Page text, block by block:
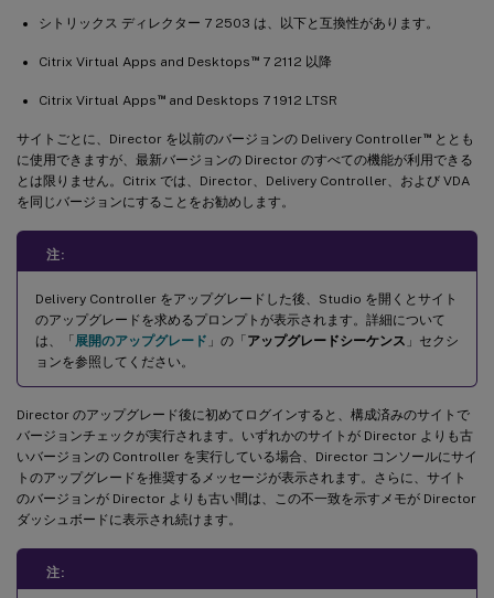
シトリックス ディレクター 7 2503 は、以下と互換性があります。
Citrix Virtual Apps and Desktops ™7 2112 以降
Citrix Virtual Apps ™and Desktops 7 1912 LTSR
サイトごとに、Director を以前のバージョンの Delivery Controller™ととも
に使用できますが、最新バージョンの Director のすべての機能が利用できる
とは限りません。Citrix では、Director、Delivery Controller、および VDA
を同じバージョンにすることをお勧めします。
注:
Delivery Controller をアップグレードした後、Studio を開くとサイト
のアップグレードを求めるプロンプトが表示されます。詳細について
は、「展開のアップグレード 」の「アップグレードシーケンス 」セクシ
ョンを参照してください。
Director のアップグレード後に初めてログインすると、構成済みのサイトで
バージョンチェックが実行されます。いずれかのサイトが Director よりも古
いバージョンの Controller を実行している場合、Director コンソールにサイ
トのアップグレードを推奨するメッセージが表示されます。さらに、サイト
のバージョンが Director よりも古い間は、この不一致を示すメモが Director
ダッシュボードに表示され続けます。
注: